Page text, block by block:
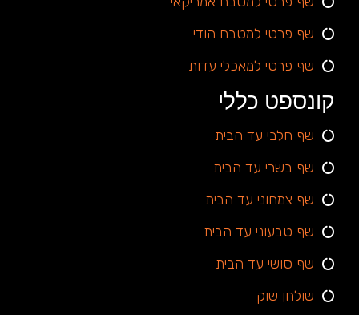
שף פרטי למטבח הודי
שף פרטי למאכלי עדות
קונספט כללי
שף חלבי עד הבית
שף בשרי עד הבית
שף צמחוני עד הבית
שף טבעוני עד הבית
שף סושי עד הבית
שולחן שוק